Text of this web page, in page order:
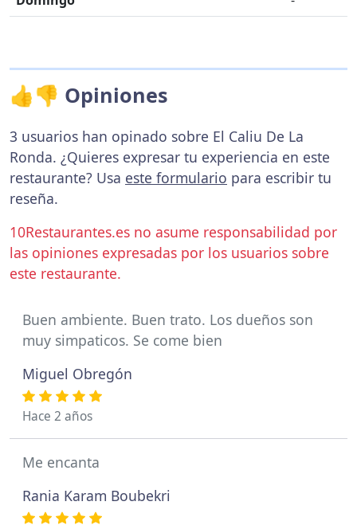
👍👎 Opiniones
3 usuarios han opinado sobre El Caliu De La
Ronda. ¿Quieres expresar tu experiencia en este
restaurante? Usa este formulario para escribir tu
reseña.
10Restaurantes.es no asume responsabilidad por
las opiniones expresadas por los usuarios sobre
este restaurante.
Buen ambiente. Buen trato. Los dueños son
muy simpaticos. Se come bien
Miguel Obregón
Hace 2 años
Me encanta
Rania Karam Boubekri